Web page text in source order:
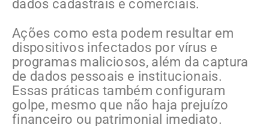
dados cadastrais e comerciais.
Ações como esta podem resultar em
dispositivos infectados por vírus e
programas maliciosos, além da captura
de dados pessoais e institucionais.
Essas práticas também configuram
golpe, mesmo que não haja prejuízo
financeiro ou patrimonial imediato.